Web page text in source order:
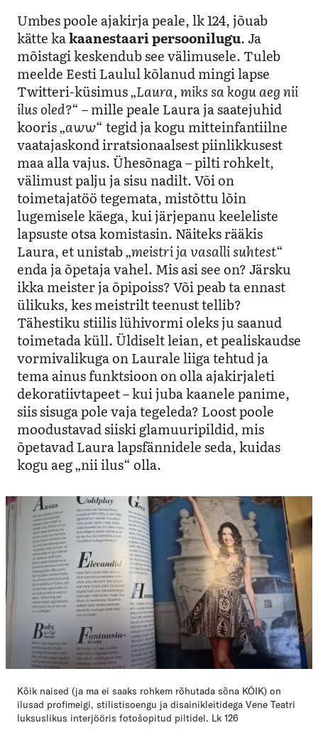
Umbes poole ajakirja peale, lk 124, jõuab
kätte kakaanestaari persoonilugu. Ja
mõistagi keskendub see välimusele. Tuleb
meelde Eesti Laulul kõlanud mingi lapse
Twitteri-küsimus „Laura, miks sa kogu aeg nii
ilus oled?“ – mille peale Laura ja saatejuhid
kooris „aww“ tegid ja kogu mitteinfantiilne
vaatajaskond irratsionaalsest piinlikkusest
maa alla vajus. Ühesõnaga – pilti rohkelt,
välimust palju ja sisu nadilt. Või on
toimetajatöö tegemata, mistõttu lõin
lugemisele käega, kui järjepanu keeleliste
lapsuste otsa komistasin. Näiteks rääkis
Laura, et unistab „meistri ja vasalli suhtest“
enda ja õpetaja vahel. Mis asi see on? Järsku
ikka meister ja õpipoiss? Või peab ta ennast
ülikuks, kes meistrilt teenust tellib?
Tähestiku stiilis lühivormi oleks ju saanud
toimetada küll. Üldiselt leian, et pealiskaudse
vormivalikuga on Laurale liiga tehtud ja
tema ainus funktsioon on olla ajakirjaleti
dekoratiivtapeet – kui juba kaanele panime,
siis sisuga pole vaja tegeleda? Loost poole
moodustavad siiski glamuuripildid, mis
õpetavad Laura lapsfännidele seda, kuidas
kogu aeg „nii ilus“ olla.
Kõik naised (ja ma ei saaks rohkem rõhutada sõna KÕIK) on
ilusad profimeigi, stilistisoengu ja disainikleitidega Vene Teatri
luksuslikus interjööris fotošopitud piltidel. Lk 126